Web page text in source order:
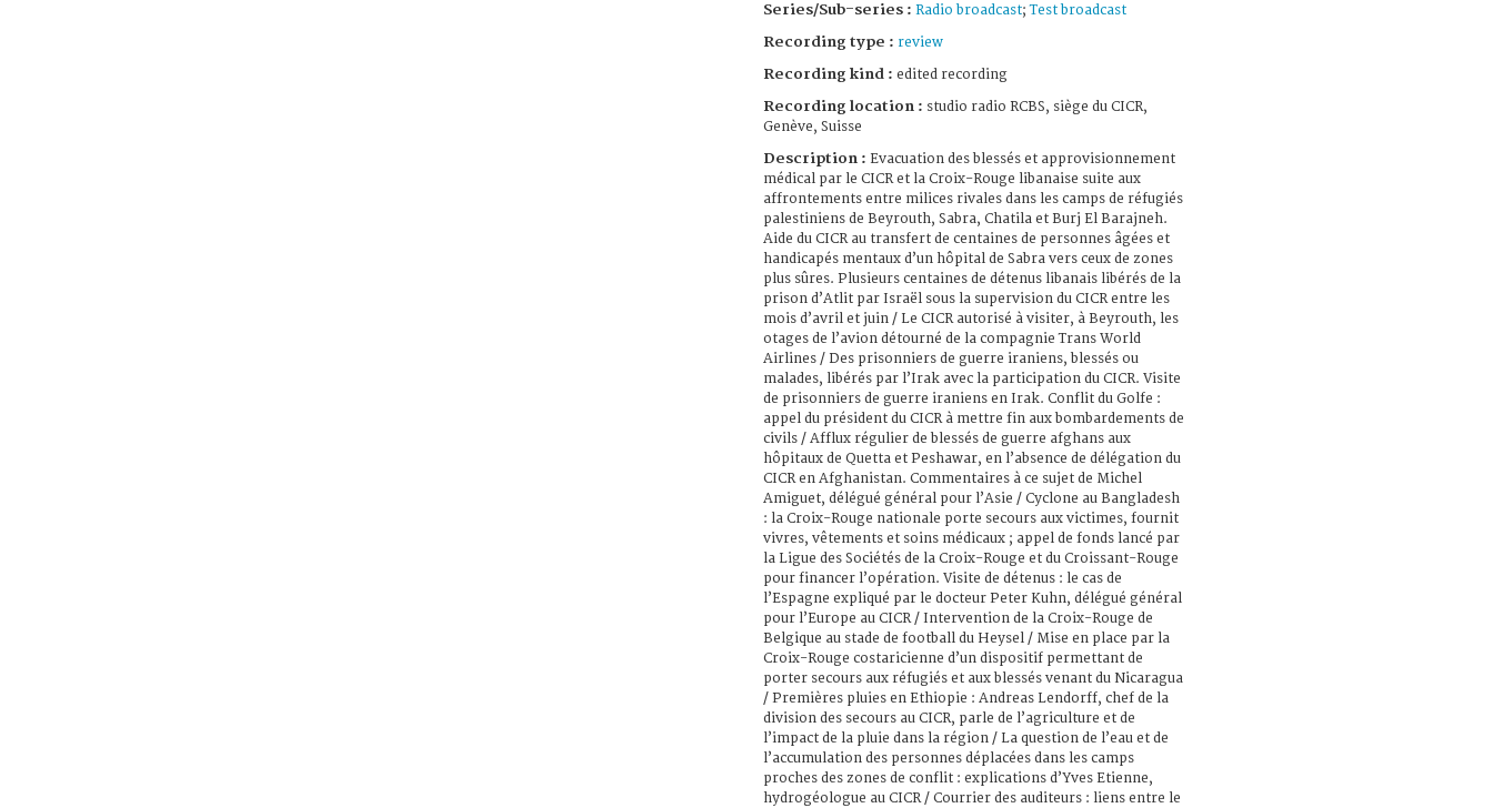
Series/Sub-series : Radio broadcast;Test broadcast
Recording type : review
Recording kind : edited recording
Recording location : studio radio RCBS, siège du CICR,
Genève, Suisse
Description : Evacuation des blessés et approvisionnement
médical par le CICR et la Croix-Rouge libanaise suite aux
affrontements entre milices rivales dans les camps de réfugiés
palestiniens de Beyrouth, Sabra, Chatila et Burj El Barajneh.
Aide du CICR au transfert de centaines de personnes âgées et
handicapés mentaux d’un hôpital de Sabra vers ceux de zones
plus sûres. Plusieurs centaines de détenus libanais libérés de la
prison d’Atlit par Israël sous la supervision du CICR entre les
mois d’avril et juin / Le CICR autorisé à visiter, à Beyrouth, les
otages de l’avion détourné de la compagnie Trans World
Airlines / Des prisonniers de guerre iraniens, blessés ou
malades, libérés par l’Irak avec la participation du CICR. Visite
de prisonniers de guerre iraniens en Irak. Conflit du Golfe :
appel du président du CICR à mettre fin aux bombardements de
civils / Afflux régulier de blessés de guerre afghans aux
hôpitaux de Quetta et Peshawar, en l’absence de délégation du
CICR en Afghanistan. Commentaires à ce sujet de Michel
Amiguet, délégué général pour l’Asie / Cyclone au Bangladesh
: la Croix-Rouge nationale porte secours aux victimes, fournit
vivres, vêtements et soins médicaux ; appel de fonds lancé par
la Ligue des Sociétés de la Croix-Rouge et du Croissant-Rouge
pour financer l’opération. Visite de détenus : le cas de
l’Espagne expliqué par le docteur Peter Kuhn, délégué général
pour l’Europe au CICR / Intervention de la Croix-Rouge de
Belgique au stade de football du Heysel / Mise en place par la
Croix-Rouge costaricienne d’un dispositif permettant de
porter secours aux réfugiés et aux blessés venant du Nicaragua
/ Premières pluies en Ethiopie : Andreas Lendorff, chef de la
division des secours au CICR, parle de l’agriculture et de
l’impact de la pluie dans la région / La question de l’eau et de
l’accumulation des personnes déplacées dans les camps
proches des zones de conflit : explications d’Yves Etienne,
hydrogéologue au CICR / Courrier des auditeurs : liens entre le